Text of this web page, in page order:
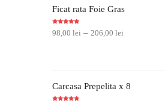
Ficat rata Foie Gras
Evaluat la
5.00din 5
98,00 lei – 206,00 lei
Carcasa Prepelita x 8